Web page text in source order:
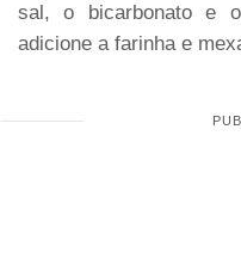
sal, o bicarbonato e
adicione a farinha e